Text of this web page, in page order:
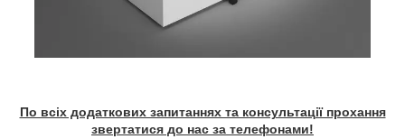
По всіх додаткових запитаннях та консультації прохання
звертатися до нас за телефонами!